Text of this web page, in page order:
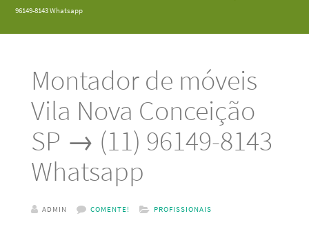
96149-8143 Whatsapp
Montador de móveis
Vila Nova Conceição
SP → (11) 96149-8143
Whatsapp
ADMIN COMENTE! PROFISSIONAIS